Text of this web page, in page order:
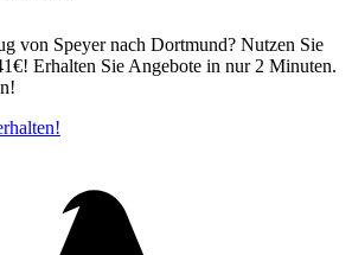
von Speyer nach Dortmund? Nutzen Sie
Erhalten Sie Angebote in nur 2 Minuten.